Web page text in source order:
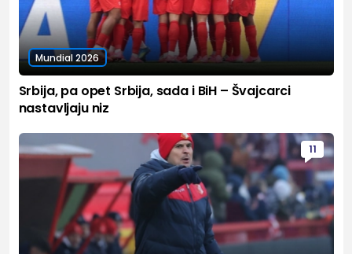
Mundial 2026
Srbija, pa opet Srbija, sada i BiH – Švajcarci
nastavljaju niz
11